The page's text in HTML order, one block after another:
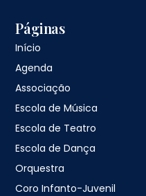
Páginas
Início
Agenda
Associação
Escola de Música
Escola de Teatro
Escola de Dança
Orquestra
Coro Infanto-Juvenil